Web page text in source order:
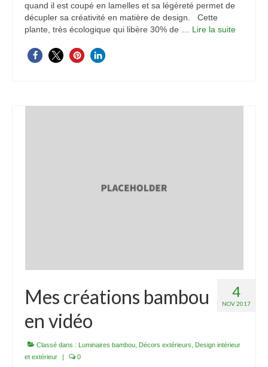
Bambou Créations certifié Qualiopi : gage de
qualité
Actualité Bambou Créations
quand il est coupé en lamelles et sa légèreté permet de
décupler sa créativité en matière de design. Cette
plante, très écologique qui libère 30% de … Lire la suite­­
4
NOV 2017
Mes créations bambou
en vidéo
Classé dans : Luminaires bambou Décors extérieurs
Design intérieur
et extérieur
| 0